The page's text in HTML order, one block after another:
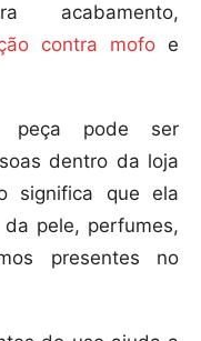
acabamento,
contra mofo e
peça pode ser
dentro da loja
significa que ela
pele, perfumes,
presentes no